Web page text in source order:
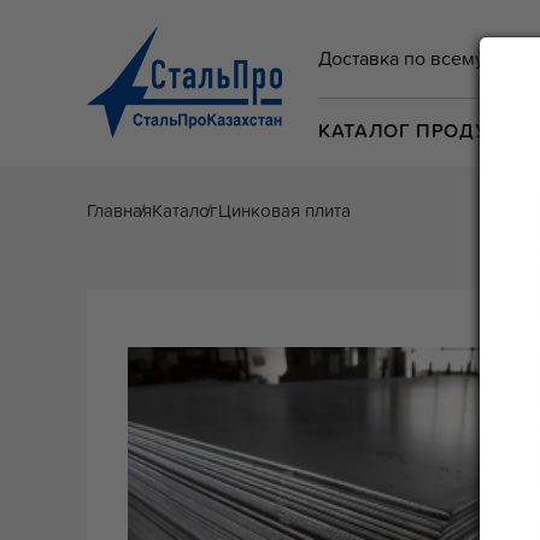
Доставка по всему
КАТАЛОГ ПРОДУКЦИИ
ГлавнаяКаталогЦинковая плита